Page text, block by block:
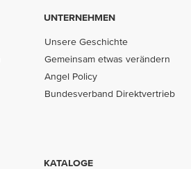
UNTERNEHMEN
Unsere Geschichte
Gemeinsam etwas verändern
Angel Policy
Bundesverband Direktvertrieb
KATALOGE